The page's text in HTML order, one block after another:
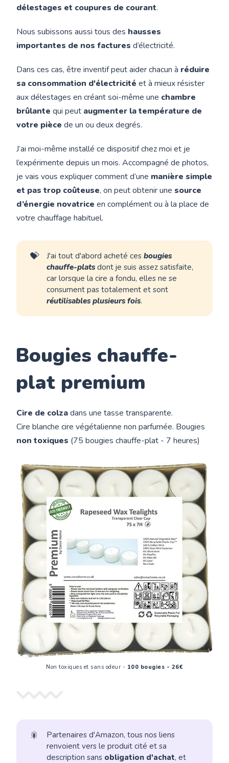
délestages et coupures de courant.
Nous subissons aussi tous des hausses
importantes de nos factures d’électricité.
Dans ces cas, être inventif peut aider chacun à réduire
sa consommation d'électricité et à mieux résister
aux délestages en créant soi-même une chambre
brûlantequi peut augmenter la température de
votre piècede un ou deux degrés.
J’ai moi-même installé ce dispositif chez moi et je
l’expérimente depuis un mois. Accompagné de photos,
je vais vous expliquer comment d’une manière simple
et pas trop coûteuse, on peut obtenir une source
d’énergie novatrice en complément ou à la place de
votre chauffage habituel.
💝 J'ai tout d'abord acheté ces bougies
chauffe-platsdont je suis assez satisfaite,
car lorsque la cire a fondu, elles ne se
consument pas totalement et sont
réutilisables plusieurs fois.
Bougies chauffe-
plat premium
Cire de colzadans une tasse transparente.
Cire blanche cire végétalienne non parfumée. Bougies
non toxiques (75 bougies chauffe-plat - 7 heures)
Non toxiques et sans odeur - 100 bougies - 26€
🎇
Partenaires d'Amazon, tous nos liens
renvoient vers le produit cité et sa
description sansobligation d'achat, et